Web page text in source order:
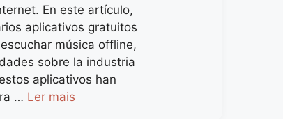
En este artículo,
aplicativos gratuitos
música offline,
sobre la industria
aplicativos han
… Ler mais